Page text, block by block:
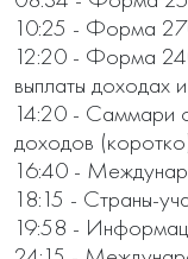
10:25 - Форма
12:20 - Форма
выплаты доходах
14:20 - Саммари
доходов
16:40 -
18:15 - Страны-
19:58 -